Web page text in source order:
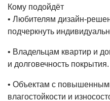
Кому подойдёт
• Любителям
подчеркнуть
• Владельцам квартир и
и долговечность покрытия.
• Объектам с
влагостойкости и